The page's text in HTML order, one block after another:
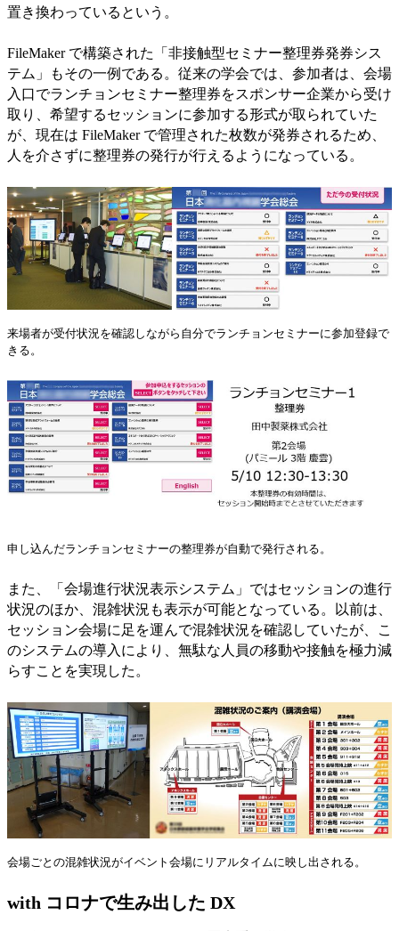
置き換わっているという。
FileMaker で構築された「非接触型セミナー整理券発券シス
テム」もその一例である。従来の学会では、参加者は、会場
入口でランチョンセミナー整理券をスポンサー企業から受け
取り、希望するセッションに参加する形式が取られていた
が、現在は FileMaker で管理された枚数が発券されるため、
人を介さずに整理券の発行が行えるようになっている。
来場者が受付状況を確認しながら自分でランチョンセミナーに参加登録で
きる。
申し込んだランチョンセミナーの整理券が自動で発行される。
また、「会場進行状況表示システム」ではセッションの進行
状況のほか、混雑状況も表示が可能となっている。以前は、
セッション会場に足を運んで混雑状況を確認していたが、こ
のシステムの導入により、無駄な人員の移動や接触を極力減
らすことを実現した。
会場ごとの混雑状況がイベント会場にリアルタイムに映し出される。
with コロナで生み出した DX